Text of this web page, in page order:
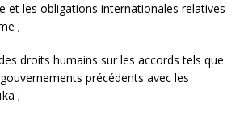
et les obligations internationales relatives
;
droits humains sur les accords tels que
précédents avec les
;